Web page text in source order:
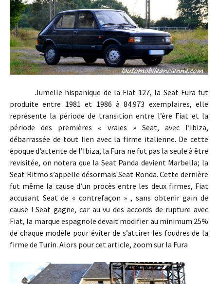
Jumelle hispanique de la Fiat 127, la Seat Fura fut
produite entre 1981 et 1986 à 84.973 exemplaires, elle
représente la période de transition entre l’ère Fiat et la
période des premières « vraies » Seat, avec l’Ibiza,
débarrassée de tout lien avec la firme italienne. De cette
époque d’attente de l’Ibiza, la Fura ne fut pas la seule à être
revisitée, on notera que la Seat Panda devient Marbella; la
Seat Ritmo s’appelle désormais Seat Ronda. Cette dernière
fut même la cause d’un procès entre les deux firmes, Fiat
accusant Seat de « contrefaçon » , sans obtenir gain de
cause ! Seat gagne, car au vu des accords de rupture avec
Fiat, la marque espagnole devait modifier au minimum 25%
de chaque modèle pour éviter de s’attirer les foudres de la
firme de Turin. Alors pour cet article, zoom sur la Fura